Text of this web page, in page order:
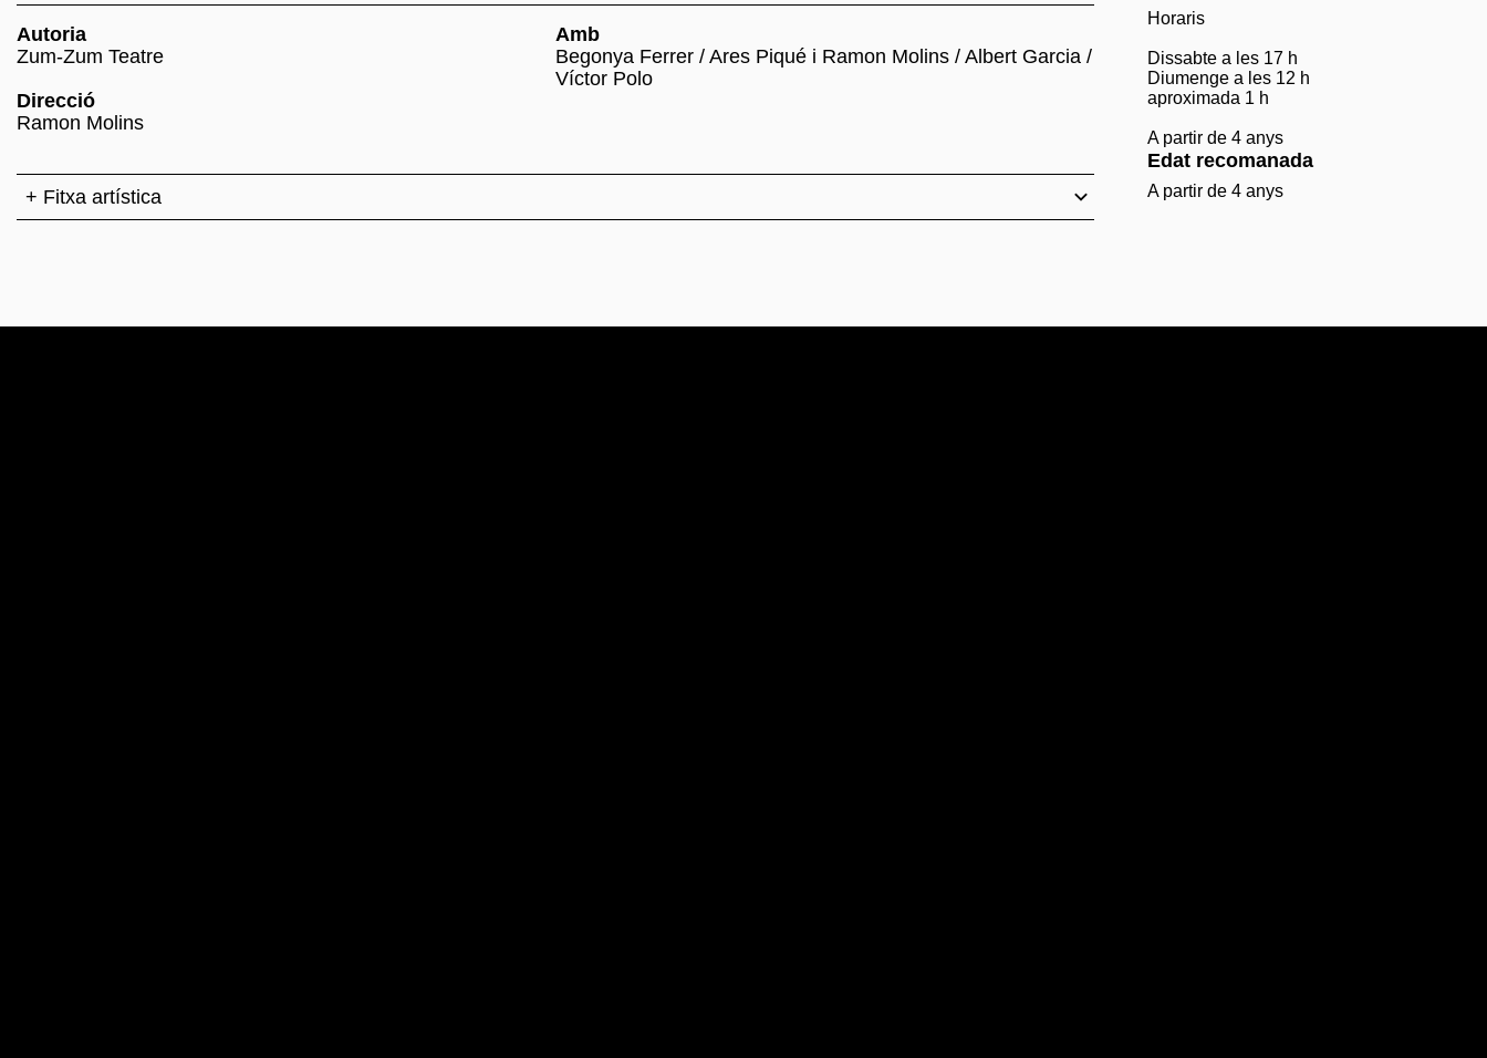
Autoria
Zum-Zum Teatre
Direcció
Ramon Molins
Amb
Begonya Ferrer / Ares Piqué i Ramon Molins / Albert Garcia /
Víctor Polo
+ Fitxa artística
Horaris
Dissabte a les 17 h
Diumenge a les 12 h
aproximada 1 h
A partir de 4 anys
Edat recomanada
A partir de 4 anys